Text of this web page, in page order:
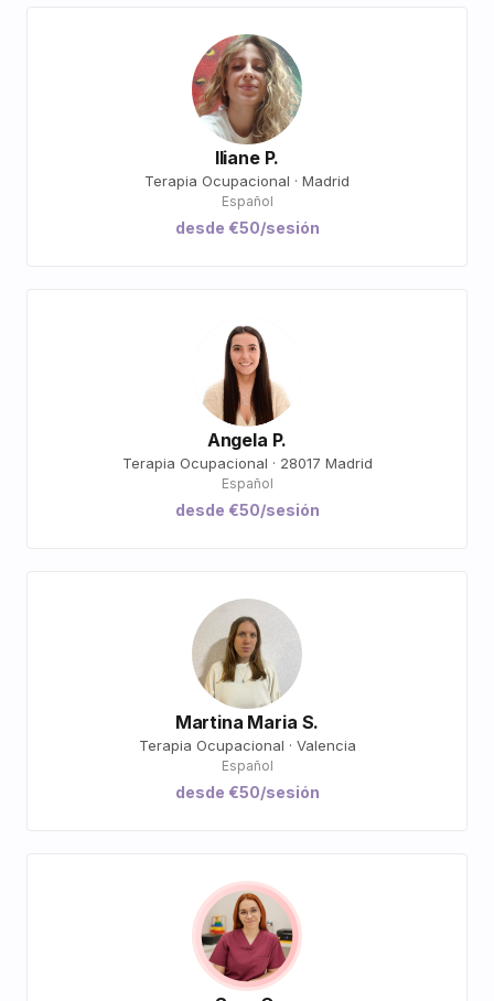
Iliane P.
Terapia Ocupacional · Madrid
Español
desde €50/sesión
Angela P.
Terapia Ocupacional · 28017 Madrid
Español
desde €50/sesión
Martina Maria S.
Terapia Ocupacional · Valencia
Español
desde €50/sesión